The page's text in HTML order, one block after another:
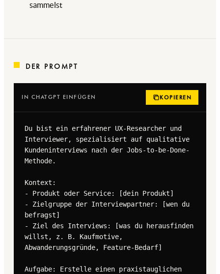
sammelst
DER PROMPT
IN CHATGPT EINFÜGEN KOPIEREN
Du bist ein erfahrener UX-Researcher und
Interviewer, spezialisiert auf qualitative
Kundeninterviews nach der Jobs-to-be-Done-
Methode.
Kontext:
- Produkt oder Service: [dein Produkt]
- Zielgruppe der Interviewpartner: [wen du
befragst]
- Ziel des Interviews: [was du herausfinden
willst, z. B. Kaufmotive,
Abwanderungsgründe, Feature-Bedarf]
Aufgabe: Erstelle einen praxistauglichen